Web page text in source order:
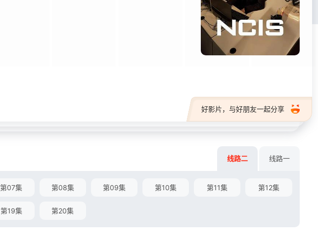
好影片，与好朋友一起分享
线路二 线路一
第07集 第08集 第09集 第10集 第11集 第12集
第19集 第20集